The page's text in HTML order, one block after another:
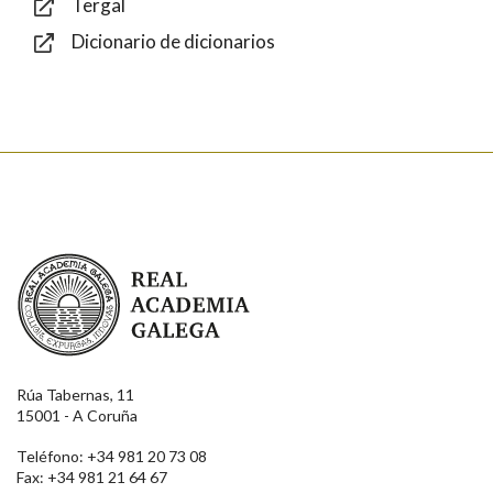
Tergal
Dicionario de dicionarios
Real Academia Galega
Rúa Tabernas, 11
15001 - A Coruña
Teléfono: +34 981 20 73 08
Fax: +34 981 21 64 67